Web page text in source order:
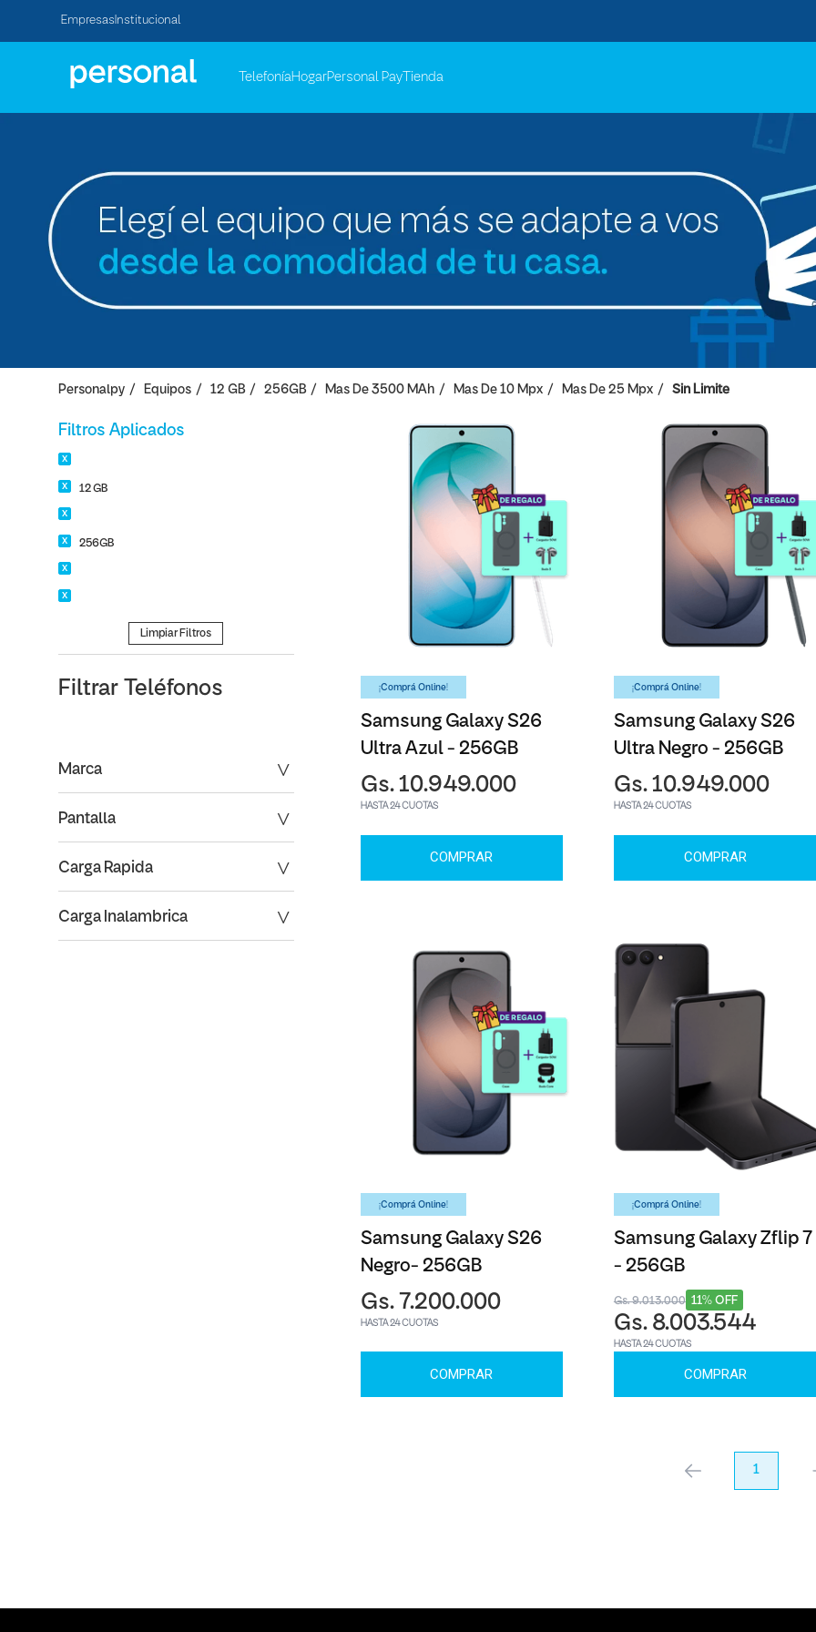
Empresas Institucional
TelefoníaHogarPersonal Pay Tienda
Personalpy Equipos 12 GB 256GB Mas De 3500 MAh Mas De 10 Mpx Mas De 25 Mpx Sin Limite
Filtros Aplicados
12 GB
256GB
Limpiar Filtros
Filtrar Teléfonos
Marca
Pantalla
Carga Rapida
Carga Inalambrica
¡Comprá Online!
Samsung Galaxy S26
Ultra Azul - 256GB
Gs. 10.949.000
HASTA 24 CUOTAS
COMPRAR
¡Comprá Online!
Samsung Galaxy S26
Ultra Negro - 256GB
Gs. 10.949.000
HASTA 24 CUOTAS
COMPRAR
¡Comprá Online!
Samsung Galaxy S26
Negro- 256GB
Gs. 7.200.000
HASTA 24 CUOTAS
COMPRAR
¡Comprá Online!
Samsung Galaxy Zflip 7
- 256GB
11% OFF
Gs. 9.013.000
Gs. 8.003.544
HASTA 24 CUOTAS
COMPRAR
anterior 1